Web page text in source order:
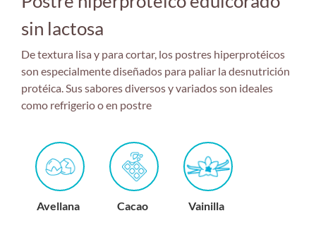
sin lactosa
De textura lisa y para cortar, los postres hiperprotéicos
son especialmente diseñados para paliar la desnutrición
protéica. Sus sabores diversos y variados son ideales
como refrigerio o en postre
Avellana Cacao Vainilla